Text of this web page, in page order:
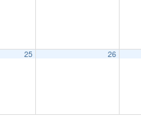
25 26